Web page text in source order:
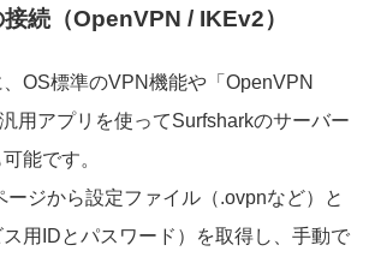
続（OpenVPN / IKEv2）
OS標準のVPN機能や「OpenVPN
用アプリを使ってSurfsharkのサーバー
能です。
ージから設定ファイル（.ovpnなど）と
用IDとパスワード）を取得し、手動で